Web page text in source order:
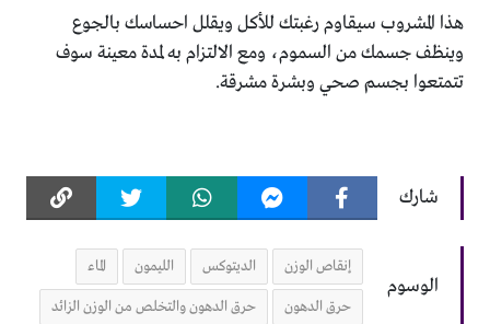
هذا المشروب سيقاوم رغبتك للأكل ويقلل احساسك بالجوع
وينظف جسمك من السموم، ومع الالتزام به لمدة معينة سوف
تتمتعوا بجسم صحي وبشرة مشرقة.
شارك
الوسوم
إنقاص الوزن الديتوكس الليمون الماء
حرق الدهون حرق الدهون والتخلص من الوزن الزائد